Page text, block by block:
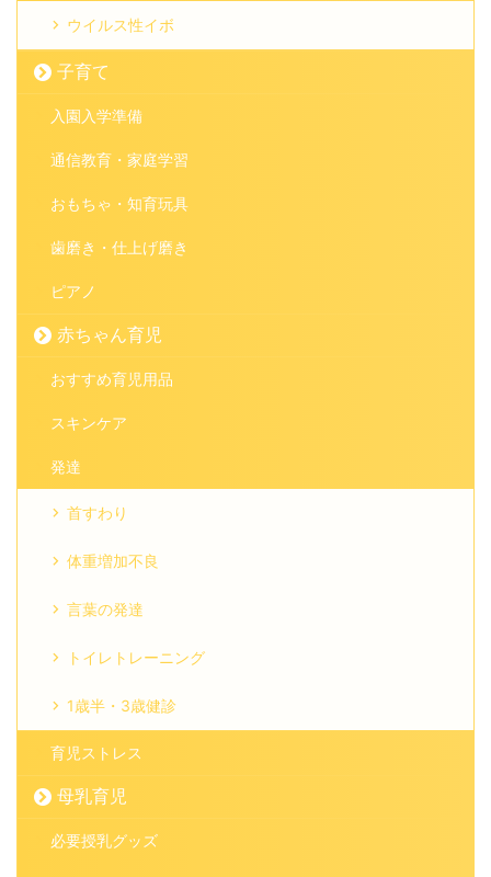
ウイルス性イボ
子育て
入園入学準備
通信教育・家庭学習
おもちゃ・知育玩具
歯磨き・仕上げ磨き
ピアノ
赤ちゃん育児
おすすめ育児用品
スキンケア
発達
首すわり
体重増加不良
言葉の発達
トイレトレーニング
1歳半・3歳健診
育児ストレス
母乳育児
必要授乳グッズ